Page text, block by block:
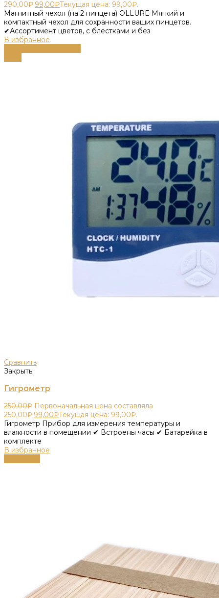
290,00₽.99,00₽Текущая цена: 99,00₽.
Магнитный чехол (на 2 пинцета) OLLURE Мягкий и
компактный чехол для сохранности ваших пинцетов.
✔Ассортимент цветов, с блестками и без
В избранное
Сравнить
Закрыть
Гигрометр
250,00₽ Первоначальная цена составляла
250,00₽.99,00₽Текущая цена: 99,00₽.
Гигрометр Прибор для измерения температуры и
влажности в помещении ✔ Встроены часы ✔ Батарейка в
комплекте
В избранное